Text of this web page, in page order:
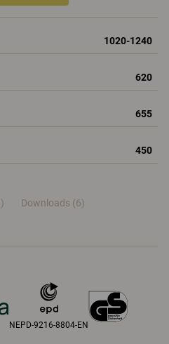
1020-1240
620
655
450
Downloads (6)
NEPD-9216-8804-EN